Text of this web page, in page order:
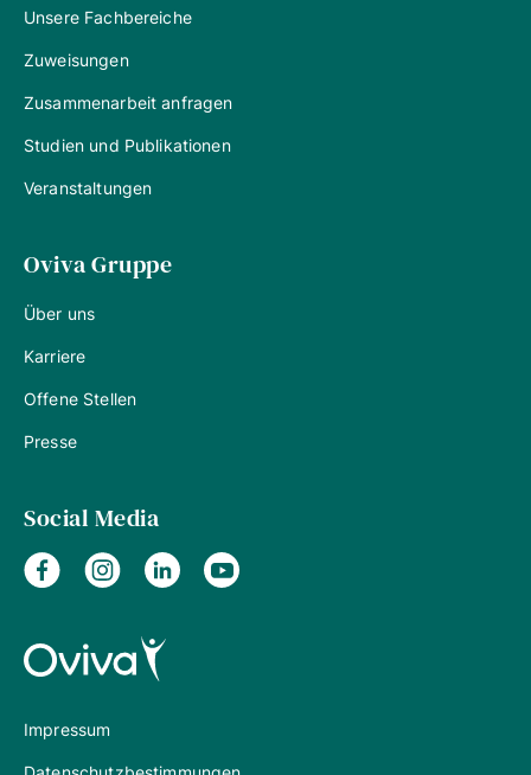
Unsere Fachbereiche
Zuweisungen
Zusammenarbeit anfragen
Studien und Publikationen
Veranstaltungen
Oviva Gruppe
Über uns
Karriere
Offene Stellen
Presse
Social Media
Impressum